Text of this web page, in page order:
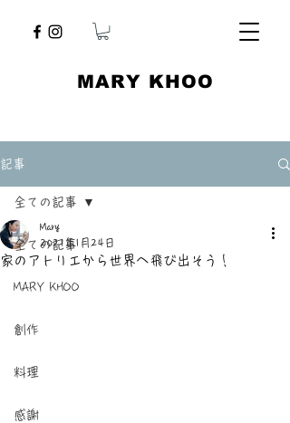
​MARY KHOO
記事
全ての記事
MARY KHOO
創作
料理
感謝
全ての記事
家のアトリエから世界へ飛び出そう！
Mary
2021年1月24日